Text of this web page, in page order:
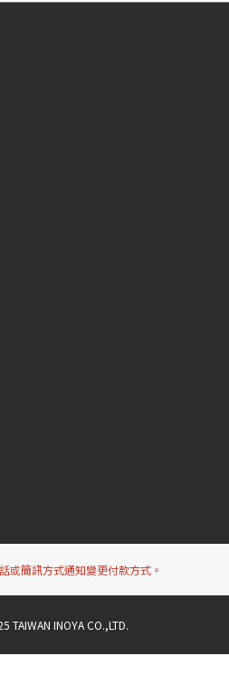
或簡訊方式通知變更付款方式。
INOYA CO.,LTD.